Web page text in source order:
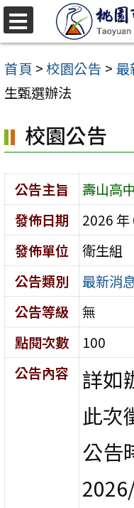
跳
至
主
要
容
區
首頁 >校園公告 > 最
生甄選辦法
校園公告
公告主旨
壽山高
發佈日期
2026 年
發佈單位
衛生組
公告類別
最新消
公告等級
無
點閱次數
100
公告內容
詳如
此次
公告
選
單